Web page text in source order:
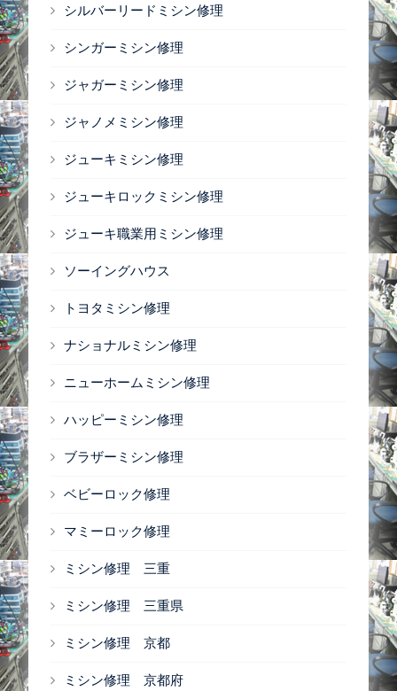
シルバーリードミシン修理
シンガーミシン修理
ジャガーミシン修理
ジャノメミシン修理
ジューキミシン修理
ジューキロックミシン修理
ジューキ職業用ミシン修理
ソーイングハウス
トヨタミシン修理
ナショナルミシン修理
ニューホームミシン修理
ハッピーミシン修理
ブラザーミシン修理
ベビーロック修理
マミーロック修理
ミシン修理 三重
ミシン修理 三重県
ミシン修理 京都
ミシン修理 京都府